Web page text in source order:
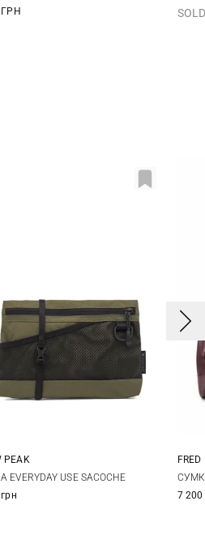
ГРН
One Size
PEAK
EVERYDAY USE SACOCHE
FRED
7 200